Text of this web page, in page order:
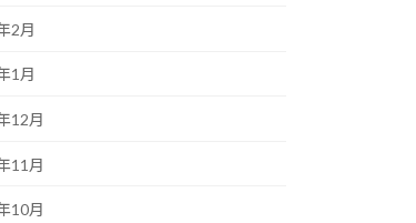
2月
1月
12月
11月
10月